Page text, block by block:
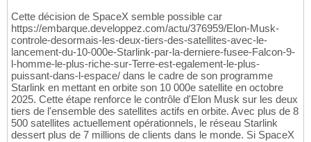
Cette décision de SpaceX semble possible car
https://embarque.developpez.com/actu/376959/Elon-Musk-
controle-desormais-les-deux-tiers-des-satellites-avec-le-
lancement-du-10-000e-Starlink-par-la-derniere-fusee-Falcon-9-
l-homme-le-plus-riche-sur-Terre-est-egalement-le-plus-
puissant-dans-l-espace/ dans le cadre de son programme
Starlink en mettant en orbite son 10 000e satellite en octobre
2025. Cette étape renforce le contrôle d'Elon Musk sur les deux
tiers de l'ensemble des satellites actifs en orbite. Avec plus de 8
500 satellites actuellement opérationnels, le réseau Starlink
dessert plus de 7 millions de clients dans le monde. Si SpaceX